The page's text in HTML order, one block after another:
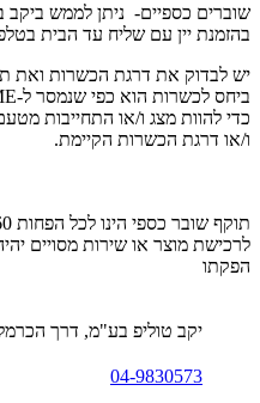
בהזמנת יין עם שליח עד הבית בטלפון 04-9830573
יש לבדוק את דרגת הכשרות ואת
ו/או דרגת הכשרות הקיימת.
הפקתו
יקב טוליפ בע"מ, דרך
04-9830573